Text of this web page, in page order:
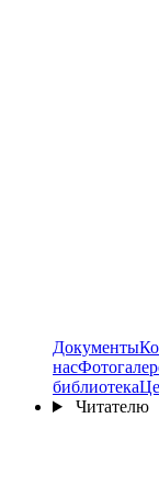
Документы
нас
библиотека
Читателю